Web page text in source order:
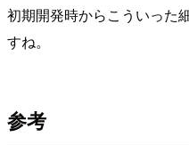
初期開発時からこういった
すね。
参考